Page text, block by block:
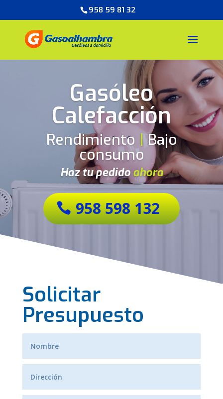
958 59 81 32
Gasóleo
Calefacción
Rendimiento |Bajo
consumo
Haz tu pedido ahora
958 598 132
Solicitar
Presupuesto